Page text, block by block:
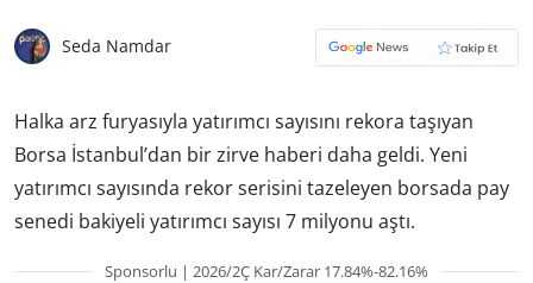
Seda Namdar
Halka arz furyasıyla yatırımcı sayısını rekora taşıyan
Borsa İstanbul’dan bir zirve haberi daha geldi. Yeni
yatırımcı sayısında rekor serisini tazeleyen borsada pay
senedi bakiyeli yatırımcı sayısı 7 milyonu aştı.
Sponsorlu | 2026/2Ç Kar/Zarar 17.84%-82.16%